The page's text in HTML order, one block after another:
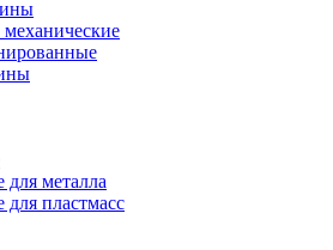
для металла
пластмасс